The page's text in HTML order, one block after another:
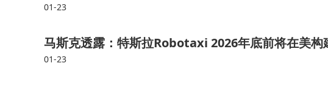
成本。 当贝发布AI耳机Air 1，表面看是进军了一条新赛道，实则是亮
01-23
马斯克透露：特斯拉Robotaxi 2026年底前将在美构
01-23